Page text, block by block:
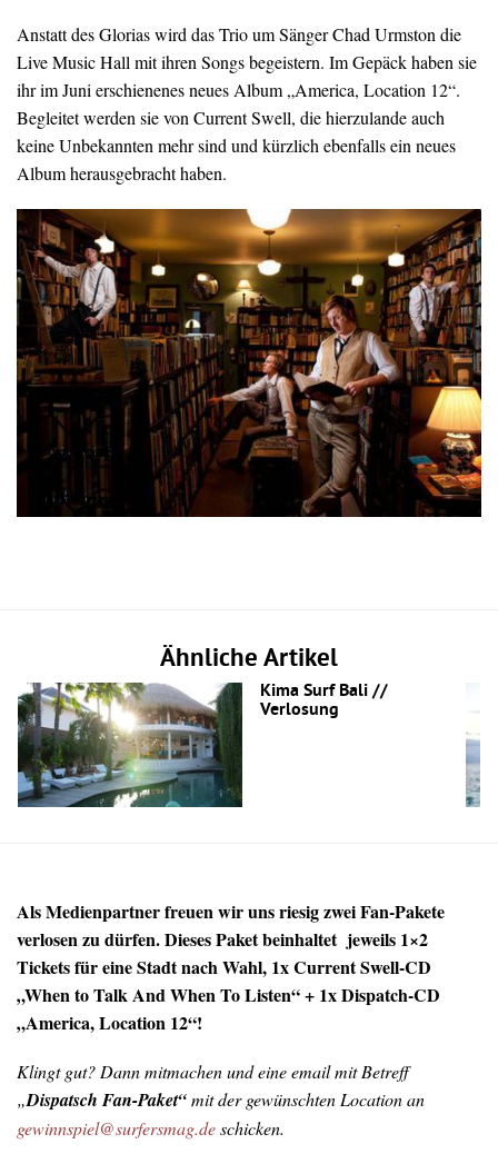
Anstatt des Glorias wird das Trio um Sänger Chad Urmston die
Live Music Hall mit ihren Songs begeistern. Im Gepäck haben sie
ihr im Juni erschienenes neues Album „America, Location 12“.
Begleitet werden sie von Current Swell, die hierzulande auch
keine Unbekannten mehr sind und kürzlich ebenfalls ein neues
Album herausgebracht haben.
Ähnliche Artikel
Kima Surf Bali //
Verlosung
Als Medienpartner freuen wir uns riesig zwei Fan-Pakete
verlosen zu dürfen. Dieses Paket beinhaltet jeweils 1×2
Tickets für eine Stadt nach Wahl, 1x Current Swell-CD
„When to Talk And When To Listen“ + 1x Dispatch-CD
„America, Location 12“!
Klingt gut? Dann mitmachen und eine email mit Betreff
„Dispatsch Fan-Paket“mit der gewünschten Location an
gewinnspiel@surfersmag.deschicken.